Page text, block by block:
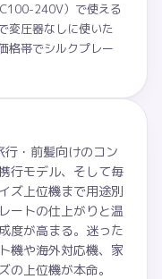
240V）で使える
変圧器なしに使いた
格帯でシルクプレー
行・前髪向けのコン
行モデル、そして毎
ズ上位機まで用途別
ートの仕上がりと温
度が高まる。迷った
機や海外対応機、家
の上位機が本命。